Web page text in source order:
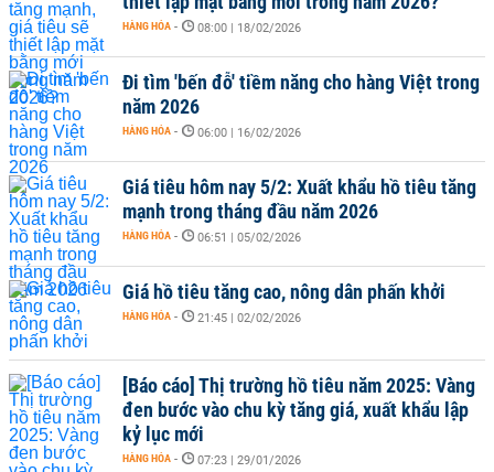
HÀNG HÓA - 08:00 | 18/02/2026
Đi tìm 'bến đỗ' tiềm năng cho hàng Việt trong
năm 2026
HÀNG HÓA - 06:00 | 16/02/2026
Giá tiêu hôm nay 5/2: Xuất khẩu hồ tiêu tăng
mạnh trong tháng đầu năm 2026
HÀNG HÓA - 06:51 | 05/02/2026
Giá hồ tiêu tăng cao, nông dân phấn khởi
HÀNG HÓA - 21:45 | 02/02/2026
[Báo cáo] Thị trường hồ tiêu năm 2025: Vàng
đen bước vào chu kỳ tăng giá, xuất khẩu lập
kỷ lục mới
HÀNG HÓA - 07:23 | 29/01/2026